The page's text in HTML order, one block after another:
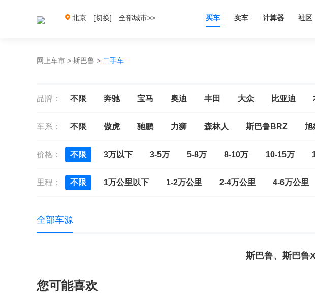
北京 [切换] 全部城市>> 买车 卖车 计算器 社区
网上车市 > 斯巴鲁 > 二手车
品牌： 不限 奔驰 宝马 奥迪 丰田 大众 比亚迪
车系： 不限 傲虎 驰鹏 力狮 森林人 斯巴鲁BRZ 旭
价格： 不限 3万以下 3-5万 5-8万 8-10万 10-15万
里程： 不限 1万公里以下 1-2万公里 2-4万公里 4-6万公里
全部车源
斯巴鲁、斯巴鲁
您可能喜欢